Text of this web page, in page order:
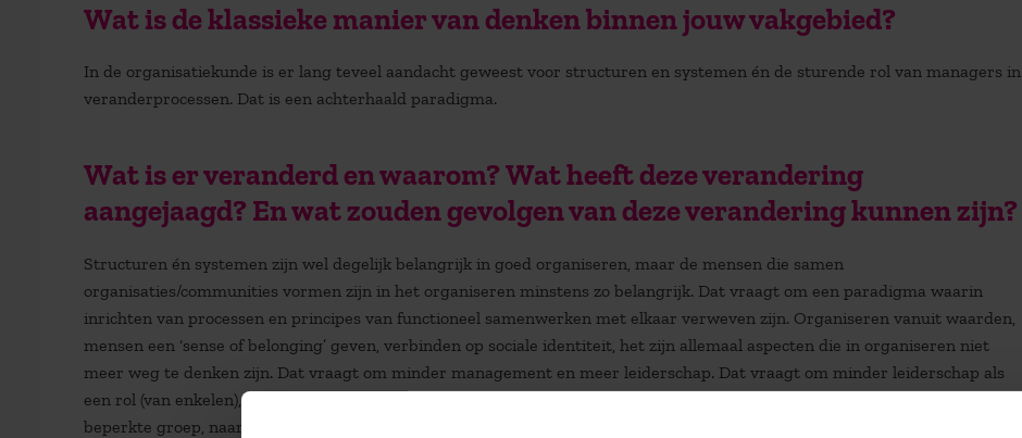
Wat is de klassieke manier van denken binnen jouw vakgebied?
In de organisatiekunde is er lang teveel aandacht geweest voor structuren en systemen én de sturende rol van managers in
veranderprocessen. Dat is een achterhaald paradigma.
Wat is er veranderd en waarom? Wat heeft deze verandering
aangejaagd? En wat zouden gevolgen van deze verandering kunnen zijn?
Structuren én systemen zijn wel degelijk belangrijk in goed organiseren, maar de mensen die samen
organisaties/communities vormen zijn in het organiseren minstens zo belangrijk. Dat vraagt om een paradigma waarin
inrichten van processen en principes van functioneel samenwerken met elkaar verweven zijn. Organiseren vanuit waarden,
mensen een ‘sense of belonging’ geven, verbinden op sociale identiteit, het zijn allemaal aspecten die in organiseren niet
meer weg te denken zijn. Dat vraagt om minder management en meer leiderschap. Dat vraagt om minder leiderschap als
een rol (van enkelen), maar om leiderschap als persoonlijke opgave. Die verschuiving van management in de hand van een
beperkte groep, naar organiseren in de hand van veel actoren (de werk- en leergemeenschap) is de meest fundamentele